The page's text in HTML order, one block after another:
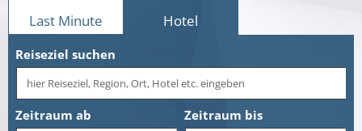
Last Minute Hotel
Reiseziel suchen
Zeitraum ab Zeitraum bis